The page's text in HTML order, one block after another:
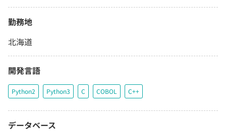
勤務地
北海道
開発言語
Python2 Python3 C COBOL C++
データベース